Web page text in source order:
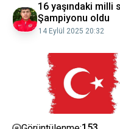
16 yaşındaki milli
Şampiyonu oldu
14 Eylül 2025 20:32